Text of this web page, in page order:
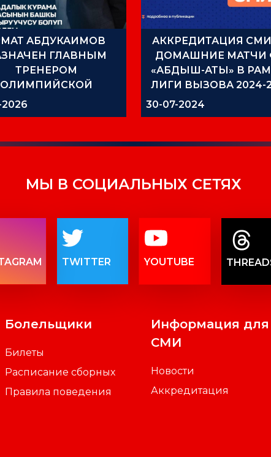
АБДУКАИМОВ
ГЛАВНЫМ
ТРЕНЕРОМ
ОЛИМПИЙСКОЙ
СБОРНОЙ U-23
2026
АККРЕДИТАЦИЯ
ДОМАШНИЕ МАТЧИ
«АБДЫШ-АТЫ» В
ЛИГИ ВЫЗОВА 2024-
30-07-2024
МЫ В СОЦИАЛЬНЫХ СЕТЯХ
TWITTER YOUTUBE
Болельщики
Билеты
Расписание сборных
Правила поведения
Информация для
СМИ
Новости
Аккредитация